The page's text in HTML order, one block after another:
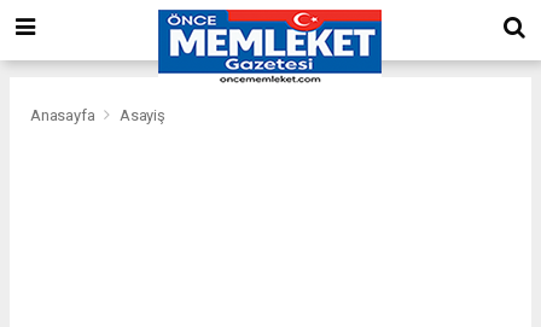
Anasayfa Asayiş